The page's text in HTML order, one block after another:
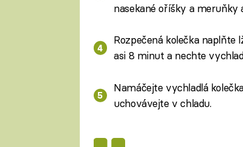
nasekané oříšky a meruňky
Rozpečená kolečka naplňte
asi 8 minut a nechte
Namáčejte vychladlá
uchovávejte v chladu.